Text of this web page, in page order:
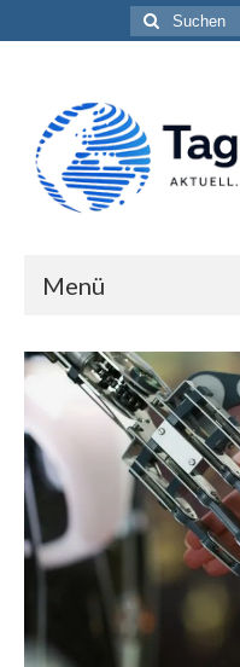
Suchen
nach:
Menü
Impressum
Datenschutzerklärung